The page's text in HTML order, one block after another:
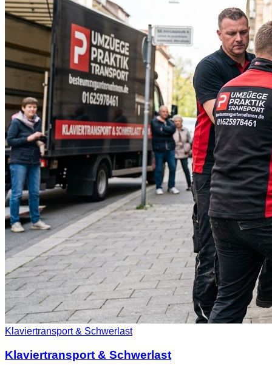
Klaviertransport & Schwerlast
Klaviertransport & Schwerlast